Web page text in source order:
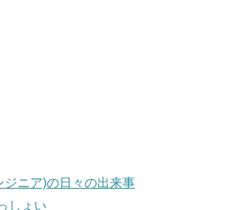
ジニア)の日々の出来事
しょい